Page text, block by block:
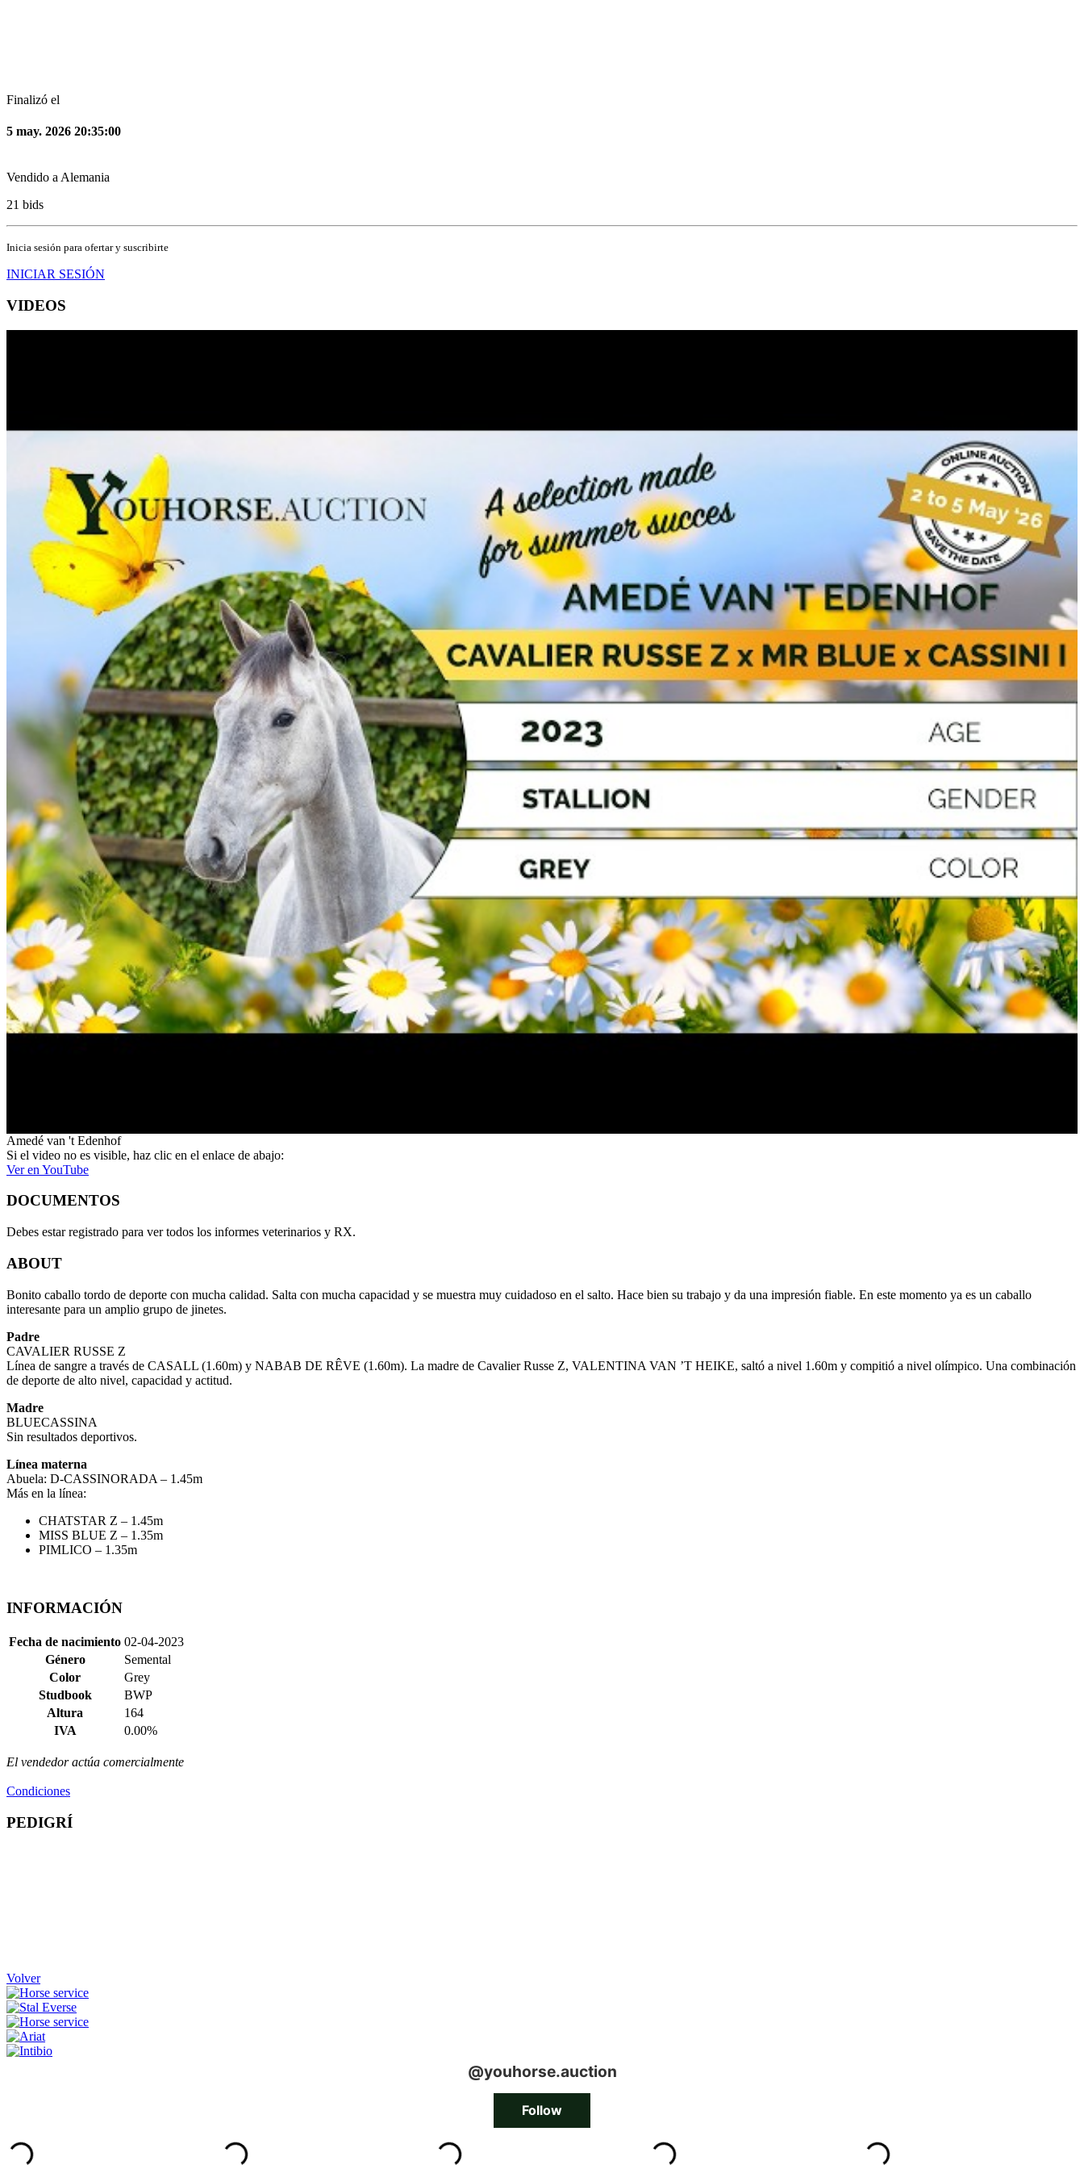
Finalizó el
5 may. 2026 20:35:00
Vendido a Alemania
21 bids
Inicia sesión para ofertar y suscribirte
INICIAR SESIÓN
VIDEOS
Amedé van 't Edenhof
Si el video no es visible, haz clic en el enlace de abajo:
Ver en YouTube
DOCUMENTOS
Debes estar registrado para ver todos los informes veterinarios y RX.
ABOUT
Bonito caballo tordo de deporte con mucha calidad. Salta con mucha capacidad y se muestra muy cuidadoso en el salto. Hace bien su trabajo y da una impresión fiable. En este momento ya es un caballo
interesante para un amplio grupo de jinetes.
Padre
CAVALIER RUSSE Z
Línea de sangre a través de CASALL (1.60m) y NABAB DE RÊVE (1.60m). La madre de Cavalier Russe Z, VALENTINA VAN ’T HEIKE, saltó a nivel 1.60m y compitió a nivel olímpico. Una combinación
de deporte de alto nivel, capacidad y actitud.
Madre
BLUECASSINA
Sin resultados deportivos.
Línea materna
Abuela: D-CASSINORADA – 1.45m
Más en la línea:
CHATSTAR Z – 1.45m
MISS BLUE Z – 1.35m
PIMLICO – 1.35m
INFORMACIÓN
Fecha de nacimiento 02-04-2023
Género
Semental
Color
Grey
Studbook
BWP
Altura
164
IVA
0.00%
El vendedor actúa comercialmente
Condiciones
PEDIGRÍ
Volver